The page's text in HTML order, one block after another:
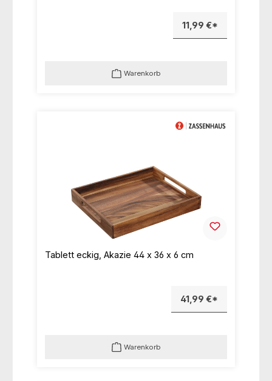
11,99 €*
Warenkorb
Tablett eckig, Akazie 44 x 36 x 6 cm
41,99 €*
Warenkorb